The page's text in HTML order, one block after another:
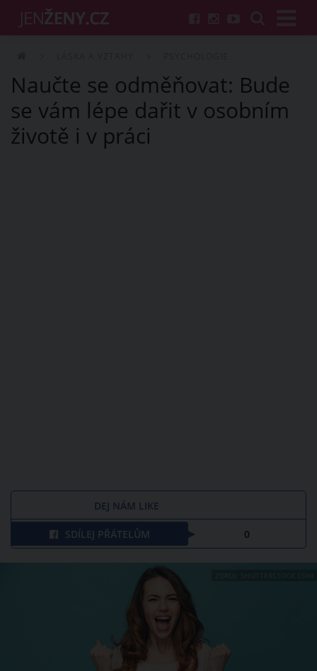
Naučte se odměňovat: Bude
se vám lépe dařit v osobním
životě i v práci
DEJ NÁM LIKE
SDÍLEJ PŘÁTELŮM 0